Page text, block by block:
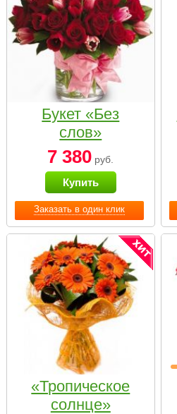
Заказать в один клик
Букет «Без
слов»
7 380 руб.
Купить
«Тропическое
солнце»